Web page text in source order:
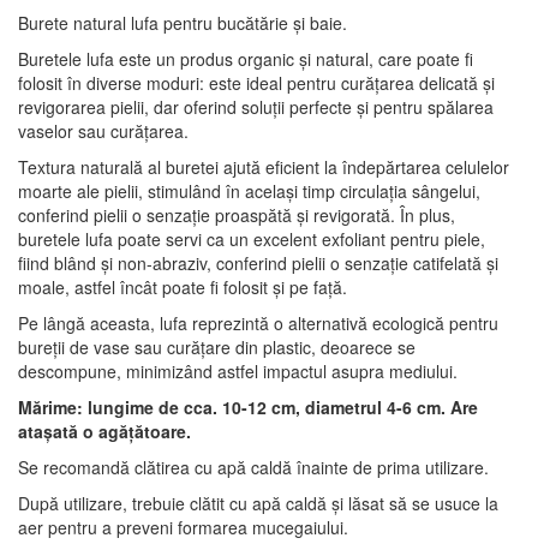
Burete natural lufa pentru bucătărie și baie.
Buretele lufa este un produs organic și natural, care poate fi
folosit în diverse moduri: este ideal pentru curățarea delicată și
revigorarea pielii, dar oferind soluții perfecte și pentru spălarea
vaselor sau curățarea.
Textura naturală al buretei ajută eficient la îndepărtarea celulelor
moarte ale pielii, stimulând în același timp circulația sângelui,
conferind pielii o senzație proaspătă și revigorată. În plus,
buretele lufa poate servi ca un excelent exfoliant pentru piele,
fiind blând și non-abraziv, conferind pielii o senzație catifelată și
moale, astfel încât poate fi folosit și pe față.
Pe lângă aceasta, lufa reprezintă o alternativă ecologică pentru
bureții de vase sau curățare din plastic, deoarece se
descompune, minimizând astfel impactul asupra mediului.
Mărime: lungime de cca. 10-12 cm, diametrul 4-6 cm. Are
atașată o agățătoare.
Se recomandă clătirea cu apă caldă înainte de prima utilizare.
După utilizare, trebuie clătit cu apă caldă și lăsat să se usuce la
aer pentru a preveni formarea mucegaiului.